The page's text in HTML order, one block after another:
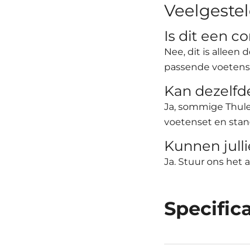
Is dit een
Nee, dit is alleen
passende
Kan
Ja, sommige
voetenset en
Kunnen
Ja. Stuur ons het